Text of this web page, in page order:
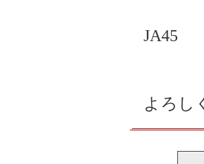
よろし